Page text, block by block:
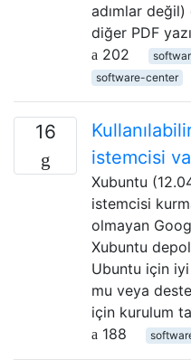
adımlar değil)
diğer PDF
202
software-center
16
istemcisi
Xubuntu
istemcisi
olmayan
Xubuntu
Ubuntu için
mu veya
için kurulum
188